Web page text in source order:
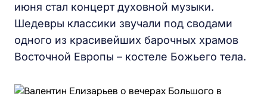
июня стал концерт духовной музыки.
Шедевры классики звучали под сводами
одного из красивейших барочных храмов
Восточной Европы – костеле Божьего тела.